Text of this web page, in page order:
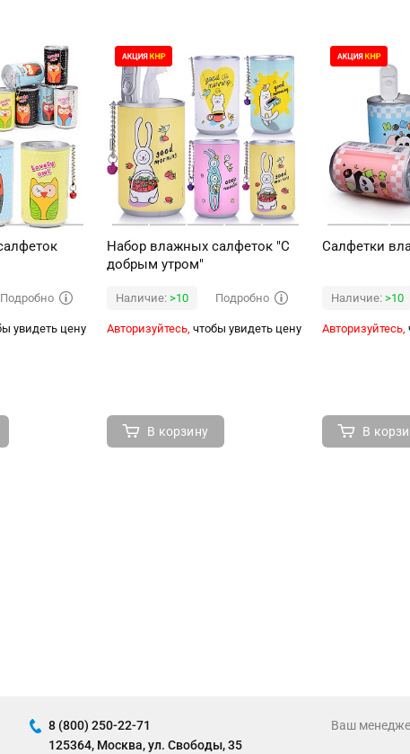
Подробно
увидеть цену
Набор влажных салфеток "С
добрым утром"
Наличие: >10 Подробно
Авторизуйтесь, чтобы увидеть цену
В корзину
Салфетки
Наличие: >10
Авторизуйтесь,
В
8 (800) 250-22-71
125364, Москва, ул. Свободы, 35
Ваш